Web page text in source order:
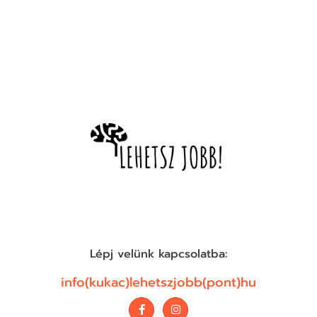
Lépj velünk kapcsolatba:
info(kukac)lehetszjobb(pont)hu